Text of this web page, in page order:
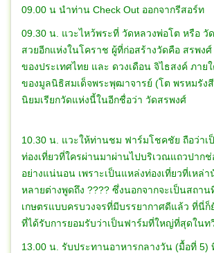
09.00 น นำท่าน Check Out ออกจากรีสอร์ท
09.30 น. แวะไหว้พระที่ วัดหลวงพ่อโต หรือ วั
สวยอีกแห่งในโคราช ผู้ที่ก่อสร้างวัดคือ สรพง
ของประเทศไทย และ ดวงเดือน จิไธสงค์ ภาย
ของมูลนิธิสมเด็จพระพุฒาจารย์ (โต พรหมรัง
นิยมเรียกวัดแห่งนี้ในอีกชื่อว่
10.30 น. แวะให้ท่านชม ฟาร์มโชคชัย ถือว่า
ท่องเที่ยวที่ใครผ่านมาผ่านไปบริเวณแถวปากช่
อย่างแน่นอน เพราะเป็นแหล่งท่องเที่ยวที่เหล่า
หลายต่างพูดถึง ???? ซึ่งนอกจากจะเป็นสถาน
เกษตรแบบครบวงจรที่มีบรรยากาศดีแล้ว ที่นี่
ที่ได้รับการยอมรับว่าเป็นฟาร์มที่ใหญ่ที่สุดในท
13.00 น. รับประทานอาหารกลางวัน (มื้อที่ 5)